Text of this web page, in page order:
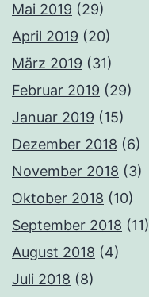
Mai 2019 (29)
April 2019 (20)
März 2019 (31)
Februar 2019 (29)
Januar 2019 (15)
Dezember 2018 (6)
November 2018 (3)
Oktober 2018 (10)
September 2018 (11)
August 2018 (4)
Juli 2018 (8)